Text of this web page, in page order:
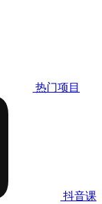
热门项目
抖音课